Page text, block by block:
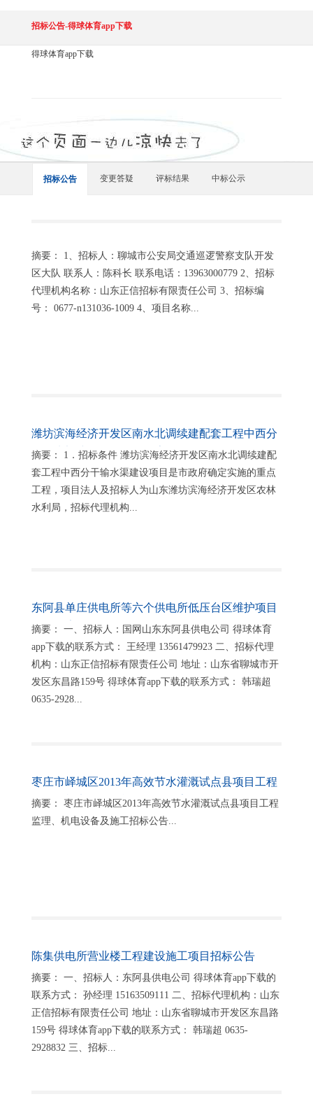
招标公告-得球体育app下载
得球体育app下载
招标公告 变更答疑 评标结果 中标公示
摘要： 1、招标人：聊城市公安局交通巡逻警察支队开发
区大队 联系人：陈科长 联系电话：13963000779 2、招标
代理机构名称：山东正信招标有限责任公司 3、招标编
号： 0677-n131036-1009 4、项目名称...
潍坊滨海经济开发区南水北调续建配套工程中西分
干输水渠建设项目招标公告
摘要： 1．招标条件 潍坊滨海经济开发区南水北调续建配
套工程中西分干输水渠建设项目是市政府确定实施的重点
工程，项目法人及招标人为山东潍坊滨海经济开发区农林
水利局，招标代理机构...
东阿县单庄供电所等六个供电所低压台区维护项目
招标公告
摘要： 一、招标人：国网山东东阿县供电公司 得球体育
app下载的联系方式： 王经理 13561479923 二、招标代理
机构：山东正信招标有限责任公司 地址：山东省聊城市开
发区东昌路159号 得球体育app下载的联系方式： 韩瑞超
0635-2928...
枣庄市峄城区2013年高效节水灌溉试点县项目工程
监理、机电设备及施工招标公告
摘要： 枣庄市峄城区2013年高效节水灌溉试点县项目工程
监理、机电设备及施工招标公告...
陈集供电所营业楼工程建设施工项目招标公告
摘要： 一、招标人：东阿县供电公司 得球体育app下载的
联系方式： 孙经理 15163509111 二、招标代理机构：山东
正信招标有限责任公司 地址：山东省聊城市开发区东昌路
159号 得球体育app下载的联系方式： 韩瑞超 0635-
2928832 三、招标...